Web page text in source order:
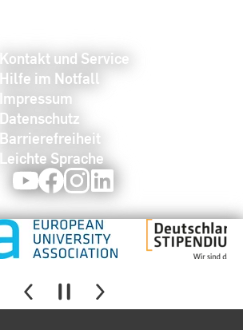
Kontakt und Service
Hilfe im Notfall
Impressum
Datenschutz
Barrierefreiheit
Leichte Sprache
YoutubeFacebookInstagram